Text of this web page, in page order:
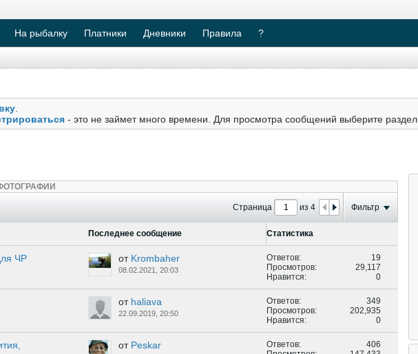
На рыбалку Платники Дневники Правила ?
- это не займет много времени. Для просмотра сообщений выберите раздел.
Страница из 4 Фильтр
Последнее сообщение Статистика
ЧР
от Krombaher
08.02.2021, 20:03
Ответов:
19
Просмотров:
29,117
Нравится:
0
от haliava
22.09.2019, 20:50
Ответов:
349
Просмотров:
202,935
Нравится:
0
от Peskar Ответов:
406